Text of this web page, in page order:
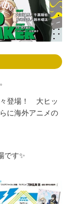
々登場！ 大ヒッ
に海外アニメの
です✨